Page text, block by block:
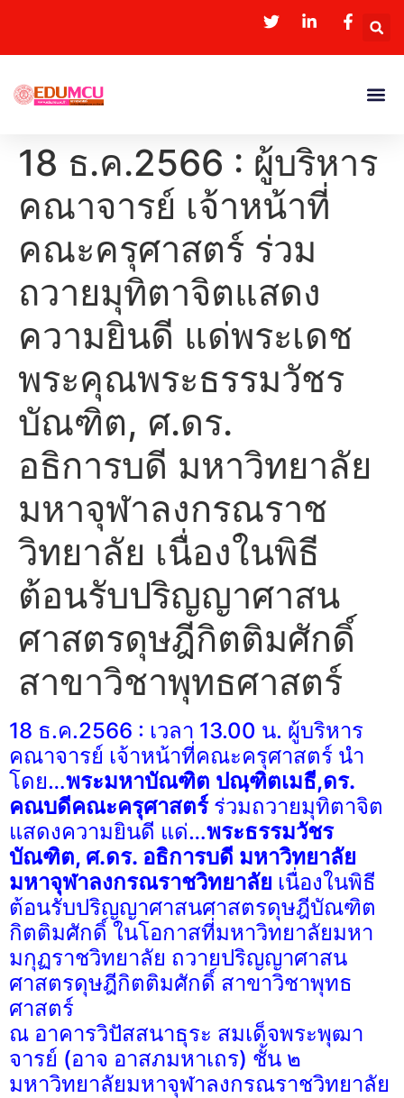
18 ธ.ค.2566 : ผู้บริหาร
คณาจารย์ เจ้าหน้าที่
คณะครุศาสตร์ ร่วม
ถวายมุทิตาจิตแสดง
ความยินดี แด่พระเดช
พระคุณพระธรรมวัชร
บัณฑิต, ศ.ดร.
อธิการบดี มหาวิทยาลัย
มหาจุฬาลงกรณราช
วิทยาลัย เนื่องในพิธี
ต้อนรับปริญญาศาสน
ศาสตรดุษฎีกิตติมศักดิ์
สาขาวิชาพุทธศาสตร์
18 ธ.ค.2566 : เวลา 13.00 น. ผู้บริหาร
คณาจารย์ เจ้าหน้าที่คณะครุศาสตร์ นำ
โดย…พระมหาบัณฑิต ปณฺฑิตเมธี,ดร.
คณบดีคณะครุศาสตร์ร่วมถวายมุทิตาจิต
แสดงความยินดี แด่…พระธรรมวัชร
บัณฑิต, ศ.ดร. อธิการบดี มหาวิทยาลัย
มหาจุฬาลงกรณราชวิทยาลัย เนื่องในพิธี
ต้อนรับปริญญาศาสนศาสตรดุษฎีบัณฑิต
กิตติมศักดิ์ ในโอกาสที่มหาวิทยาลัยมหา
มกุฏราชวิทยาลัย ถวายปริญญาศาสน
ศาสตรดุษฎีกิตติมศักดิ์ สาขาวิชาพุทธ
ศาสตร์
ณ อาคารวิปัสสนาธุระ สมเด็จพระพุฒา
จารย์ (อาจ อาสภมหาเถร) ชั้น ๒
มหาวิทยาลัยมหาจุฬาลงกรณราชวิทยาลัย